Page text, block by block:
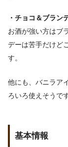
・チョコ＆ブラン
お酒が強い方はブ
デーは苦手だけど
す。
他にも、バニラア
ろいろ使えそうです
基本情報